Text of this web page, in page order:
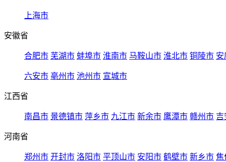
上海市
安徽省
合肥市 芜湖市 蚌埠市 淮南市 马鞍山市 淮北市 铜陵市 安
六安市 亳州市 池州市 宣城市
江西省
南昌市 景德镇市 萍乡市 九江市 新余市 鹰潭市 赣州市 吉
河南省
郑州市 开封市 洛阳市 平顶山市 安阳市 鹤壁市 新乡市 焦